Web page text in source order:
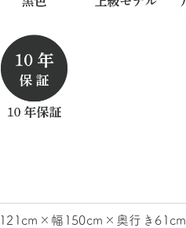
幅150cm×奥行き61cm